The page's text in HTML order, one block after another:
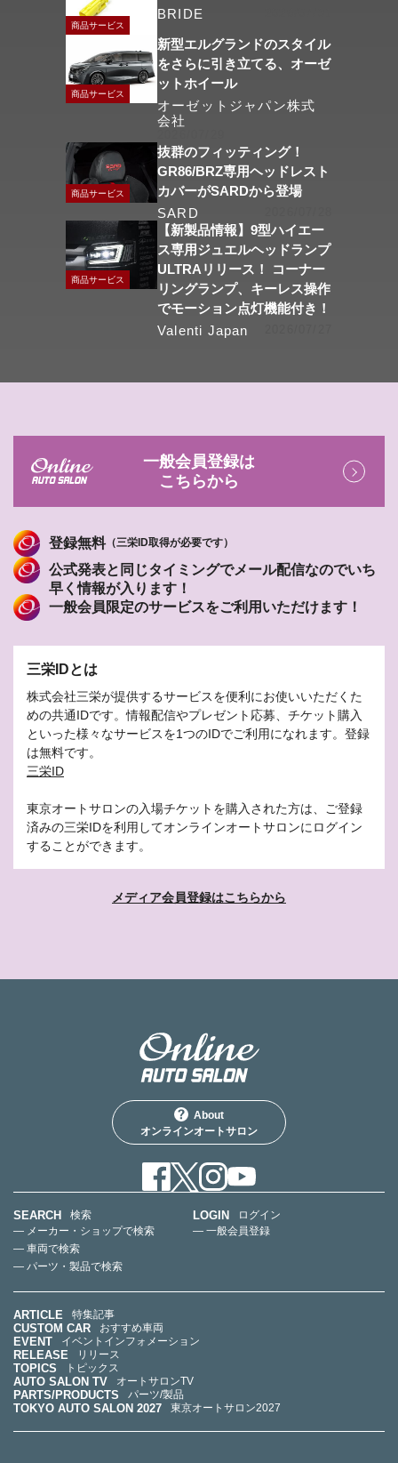
商品サービス
BRIDE
商品サービス
新型エルグランドのスタイル
をさらに引き立てる、オーゼ
ットホイール
オーゼットジャパン株式
会社
商品サービス
抜群のフィッティング！
GR86/BRZ専用ヘッドレスト
カバーがSARDから登場
SARD
商品サービス
【新製品情報】9型ハイエー
ス専用ジュエルヘッドランプ
ULTRAリリース！ コーナー
リングランプ、キーレス操作
でモーション点灯機能付き！
Valenti Japan
一般会員登録は
こちらから
登録無料（三栄ID取得が必要です）
公式発表と同じタイミングでメール配信なのでいち
早く情報が入ります！
一般会員限定のサービスをご利用いただけます！
三栄IDとは
株式会社三栄が提供するサービスを便利にお使いいただくた
めの共通IDです。情報配信やプレゼント応募、チケット購入
といった様々なサービスを1つのIDでご利用になれます。登録
は無料です。
三栄ID
東京オートサロンの入場チケットを購入された方は、ご登録
済みの三栄IDを利用してオンラインオートサロンにログイン
することができます。
メディア会員登録はこちらから
About
オンラインオートサロン
SEARCH
検索
— メーカー・ショップで検索
— 車両で検索
— パーツ・製品で検索
LOGIN
ログイン
— 一般会員登録
ARTICLE 特集記事
CUSTOM CAR おすすめ車両
EVENT イベントインフォメーション
RELEASE リリース
TOPICS トピックス
AUTO SALON TV オートサロンTV
PARTS/PRODUCTS パーツ/製品
TOKYO AUTO SALON 2027 東京オートサロン2027